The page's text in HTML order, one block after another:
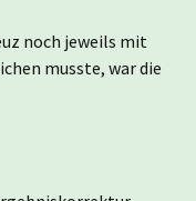
noch jeweils mit
musste, war die